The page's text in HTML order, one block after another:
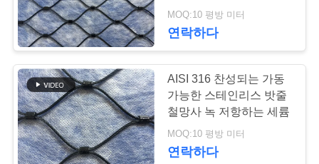
연
락
주
세
요
x 케이블 메시를 가
십시오
십시오
MOQ:10 평방 미터
연락하다
AISI 316 찬성되는 가동
가능한 스테인리스 밧줄
철망사 녹 저항하는 세륨
MOQ:10 평방 미터
연락하다